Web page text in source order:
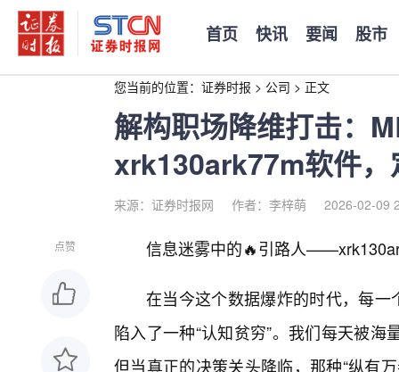
首页 快讯 要闻 股市
您当前的位置： 证券时报 > 公司 > 正文
解构职场降维打击：
xrk130ark77m软件，
来源：证券时报网 作者：李梓萌 2026-02-09
点赞 信息迷雾中的🔥引路人
在当今这个数据爆炸的时代，每一
陷入了一种“认知贫穷”。我们每天被
但当真正的决策关头降临，那种“纵有